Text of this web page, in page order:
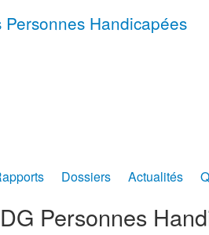
Handicapées
Dossiers Actualités
DG Personnes